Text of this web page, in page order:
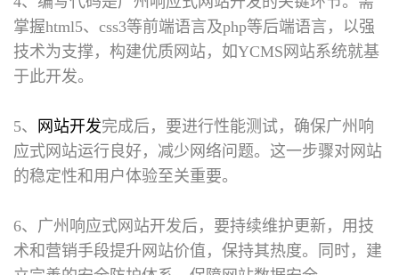
掌握html5、css3等前端语言及php等后端语言，以强
技术为支撑，构建优质网站，如YCMS网站系统就基
于此开发。
5、 网站开发完成后，要进行性能测试，确保广州响
应式网站运行良好，减少网络问题。这一步骤对网站
的稳定性和用户体验至关重要。
6、广州响应式网站开发后，要持续维护更新，用技
术和营销手段提升网站价值，保持其热度。同时，建